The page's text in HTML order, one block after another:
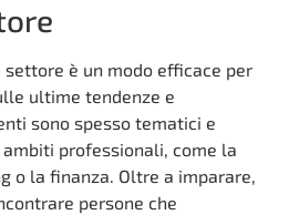
è un modo efficace per
ultime tendenze e
sono spesso tematici e
professionali, come la
o la finanza. Oltre a imparare,
persone che